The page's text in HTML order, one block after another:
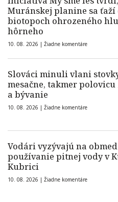
Muránskej planine sa ťaží
biotopoch ohrozeného
hôrneho
10. 08. 2026 | Žiadne komentáre
Slováci minuli vlani
mesačne, takmer
a bývanie
10. 08. 2026 | Žiadne komentáre
Vodári vyzývajú na
používanie pitnej vody v
Kubrici
10. 08. 2026 | Žiadne komentáre